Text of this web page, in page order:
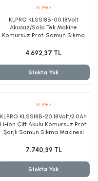
KL PRO
KLPRO KLSS18B-00 18Volt
Aküsüz/Solo Tek Makine
Kömürsüz Prof. Somun Sıkma
4.692,37 TL
Stokta Yok
KL PRO
KLPRO KLSS18B-20 18Volt/2.0Ah
Li-ion Çift Akülü Kömürsüz Prof.
Şarjlı Somun Sıkma Makinesi
7.740,39 TL
Stokta Yok